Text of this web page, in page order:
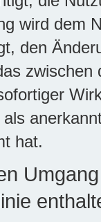
wird dem
den
hat.